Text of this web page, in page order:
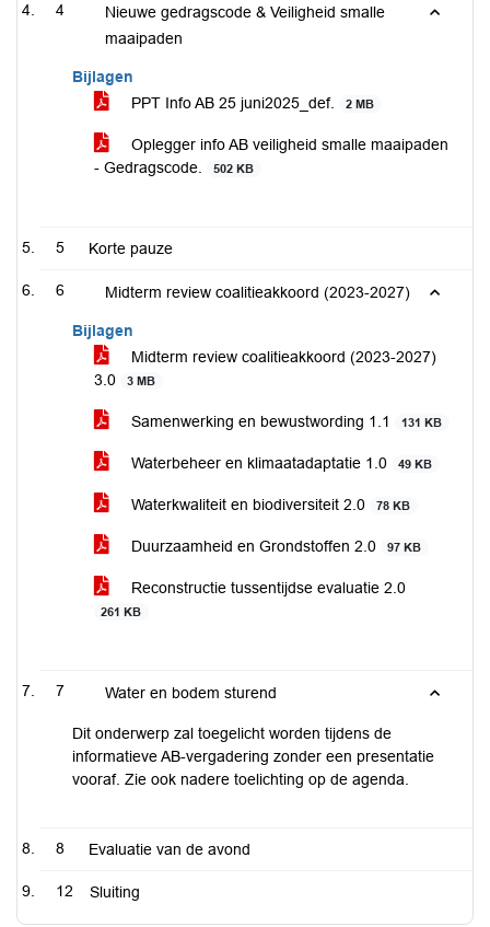
4
Nieuwe gedragscode & Veiligheid smalle
maaipaden
Bijlagen
PPT Info AB 25 juni2025_def.
2 MB
Oplegger info AB veiligheid smalle maaipaden
- Gedragscode.
502 KB
5 Korte pauze
6 Midterm review coalitieakkoord (2023-2027)
Bijlagen
Midterm review coalitieakkoord (2023-2027)
3.0
3 MB
Samenwerking en bewustwording 1.1 131 KB
Waterbeheer en klimaatadaptatie 1.0 49 KB
Waterkwaliteit en biodiversiteit 2.0 78 KB
Duurzaamheid en Grondstoffen 2.0 97 KB
Reconstructie tussentijdse evaluatie 2.0
261 KB
7 Water en bodem sturend
Dit onderwerp zal toegelicht worden tijdens de
informatieve AB-vergadering zonder een presentatie
vooraf. Zie ook nadere toelichting op de agenda.
8 Evaluatie van de avond
12 Sluiting